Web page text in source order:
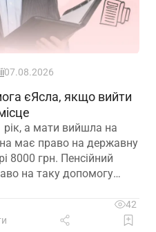
07.08.2026
єЯсла, якщо вийти
а мати вийшла на
має право на державну
8000 грн. Пенсійний
на таку допомогу
42